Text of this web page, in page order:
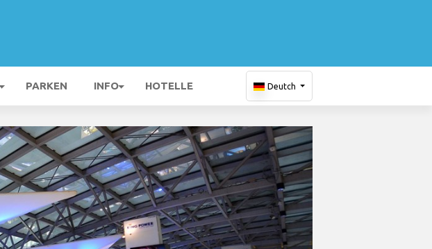
PARKEN INFO HOTELLE Deutch